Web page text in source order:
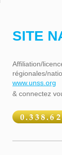
SITE
Affiliation/
régionales/
www.unss.org
& connectez